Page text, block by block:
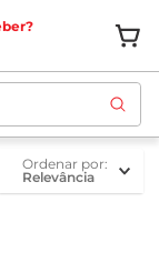
ordenar por
Relevância